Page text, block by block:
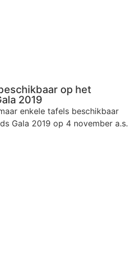
op het
2019
enkele tafels beschikbaar
Gala 2019 op 4 november a.s.